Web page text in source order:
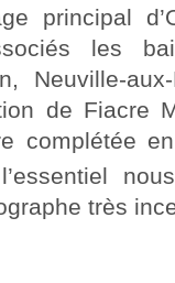
principal
les
Neuville-
de Fiacre
complétée
très